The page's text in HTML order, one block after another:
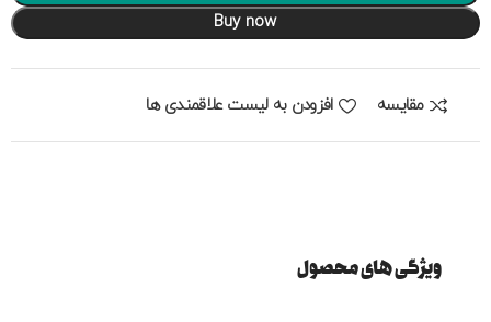
Buy now
مقایسه افزودن به لیست علاقمندی ها
ویژگی های محصول